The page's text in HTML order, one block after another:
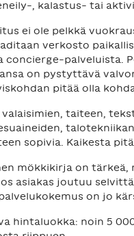
, kalastus- tai
ei ole pelkkä
verkosto
concierge-palveluista.
on pystyttävä
pitää olla
valaisimien, taiteen,
sopivia. Kaikesta
mökkikirja on
asiakas joutuu
on jo
hintaluokka: noin 5